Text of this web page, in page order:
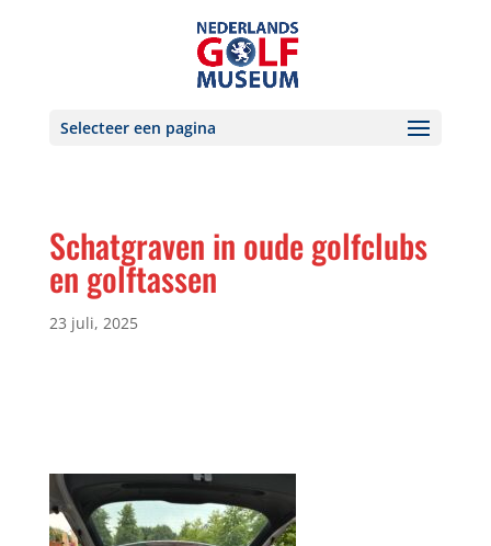
Selecteer een pagina
Schatgraven in oude golfclubs
en golftassen
23 juli, 2025